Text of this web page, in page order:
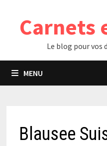
contenuCarnets
Le blog pour vos
MENU
Blausee